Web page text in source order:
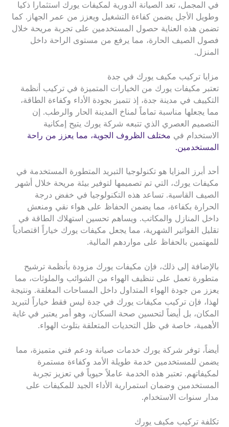
في المجمل، تعد الصيانة الدورية لمكيفات يورك استثمارا ذكيا
وطويل الأجل يضمن كفاءة التشغيل ويعزز من عمر الجهاز. كما
تضمن هذه العناية حصول المستخدمين على تجربة مريحة خلال
فصول الصيف الحارة، مما يرفع من مستوى الراحة داخل
المنزل.
مزايا تركيب مكيف يورك في جدة
تعتبر مكيفات يورك من الخيارات المتميزة في تركيب أنظمة
التكييف في مدينة جدة، إذ تتميز بجودة الأداء وكفاءة الطاقة،
مما يجعلها مناسبة تماماً لمناخ المدينة الحار والرطب. إن
التصميم العصري الذي تتبعه شركة يورك يتيح إمكانية
الاستخدام في مختلف الظروف الجوية، مما يعزز من راحة
المستخدمين.
أحد أبرز المزايا هو تكنولوجيا التبريد المتطورة المستخدمة في
مكيفات يورك، التي تم تصميمها لتوفير بيئة مريحة خلال أشهر
الصيف القاسية. تساعد هذه التكنولوجيا في خفض درجة
الحرارة بكفاءة، مما يضمن الحفاظ على هواء نقي ومنعش
داخل المنازل والمكاتب. ويساهم تحسين استهلاك الطاقة في
تقليل الفواتير الشهرية، مما يجعل مكيفات يورك خياراً اقتصادياً
للمهتمين بالحفاظ على مواردهم المالية.
بالإضافة إلى ذلك، فإن مكيفات يورك مزودة بأنظمة ترشيح
متطورة تعمل على تنظيف الهواء من الشوائب والملوثات، مما
يعزز من جودة الهواء المتداول داخل المساحات المغلقة. ونتيجة
لهذا، فإن تركيب مكيفات يورك في جدة ليس فقط خياراً لتبريد
المكان، بل أيضاً لتحسين صحة السكان، وهو أمر يعتبر في غاية
الأهمية، خاصة في ظل التحديات المتعلقة بتلوث الهواء.
أيضاً، توفر شركة يورك خدمات صيانة ودعم فني متميزة، مما
يضمن للمستخدمين خدمة طويلة الأمد وكفاءة مستمرة
لمكيفاتهم. تعتبر هذه الخدمة عاملاً حيوياً في تعزيز تجربة
المستخدمين وضمان استمرارية الأداء الجيد للمكيفات على
مدار سنوات الاستخدام.
تكلفة تركيب مكيف يورك